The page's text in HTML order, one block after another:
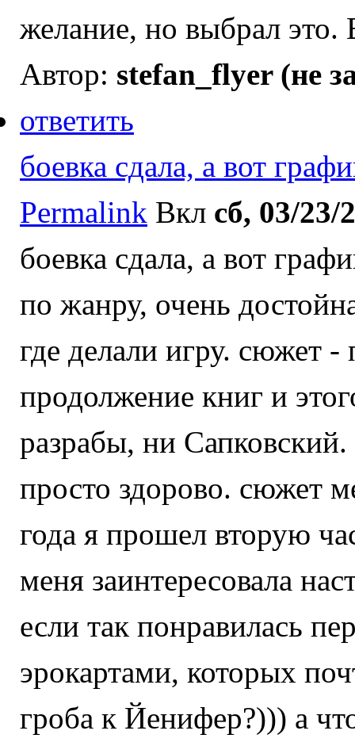
желание, но выбрал
Автор: stefan_flyer (не
ответить
боевка сдала, а вот
Permalink Вкл сб, 03/23/
боевка сдала, а вот
по жанру, очень
где делали игру. сюжет -
продолжение книг и
разрабы, ни
просто здорово. сюжет
года я прошел вторую
меня заинтересовала
если так понравилась
эрокартами, которых
гроба к Йенифер?))) а